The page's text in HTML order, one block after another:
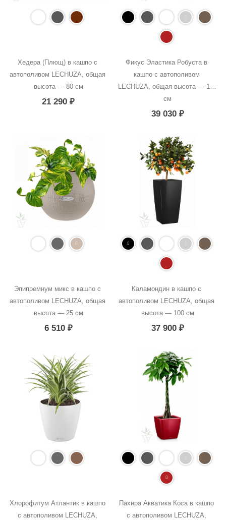
Хедера (Плющ) в кашпо с
автополивом LECHUZA, общая
высота — 80 см
21 290₽
Фикус Эластика Робуста в
кашпо с автополивом
LECHUZA, общая высота — 120
см
39 030 ₽
Эпипремнум микс в кашпо с
автополивом LECHUZA, общая
высота — 25 см
6 510 ₽
Каламондин в кашпо с
автополивом LECHUZA, общая
высота — 100 см
37 900 ₽
Хлорофитум Атлантик в кашпо
с автополивом LECHUZA,
Пахира Акватика Коса в кашпо
с автополивом LECHUZA,